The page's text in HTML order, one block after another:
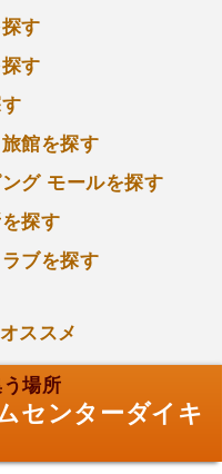
す
す
館を探す
グ モールを探す
探す
ブを探す
ススメ
場所
センターダイキ